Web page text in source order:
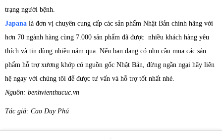
trạng người bệnh.
Japana là đơn vị chuyên cung cấp các sản phẩm Nhật Bản chính hãng với
hơn 70 ngành hàng cùng 7.000 sản phẩm đã được nhiều khách hàng yêu
thích và tin dùng nhiều năm qua. Nếu bạn đang có nhu cầu mua các sản
phẩm hỗ trợ xương khớp có nguồn gốc Nhật Bản, đừng ngần ngại hãy liên
hệ ngay với chúng tôi để được tư vấn và hỗ trợ tốt nhất nhé.
Nguồn: benhvienthucuc.vn
Tác giả: Cao Duy Phú